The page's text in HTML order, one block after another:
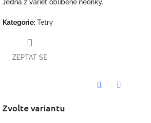
Jedna z variet oblíbené neonky.
Kategorie: Tetry
ZEPTAT SE
Zvolte variantu